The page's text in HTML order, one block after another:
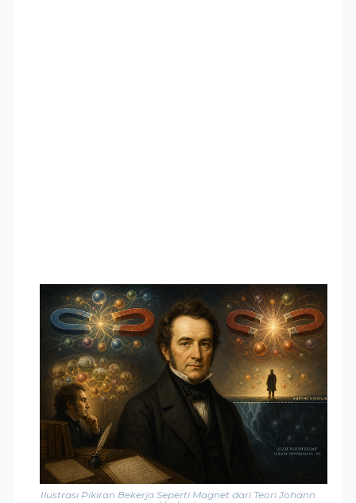
Ilustrasi Pikiran Bekerja Seperti Magnet dari Teori Johann